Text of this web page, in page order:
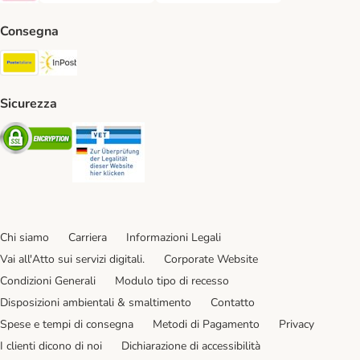
Consegna
Poste Italiane. Shipping Method
Sicurezza
Security
Chi siamo Carriera
Informazioni Legali
Vai all'Atto sui servizi digitali.
Corporate Website
Condizioni Generali
Modulo tipo di recesso
Disposizioni ambientali & smaltimento
Contatto
Spese e tempi di consegna
Metodi di Pagamento
Privacy
I clienti dicono di noi
Dichiarazione di accessibilità